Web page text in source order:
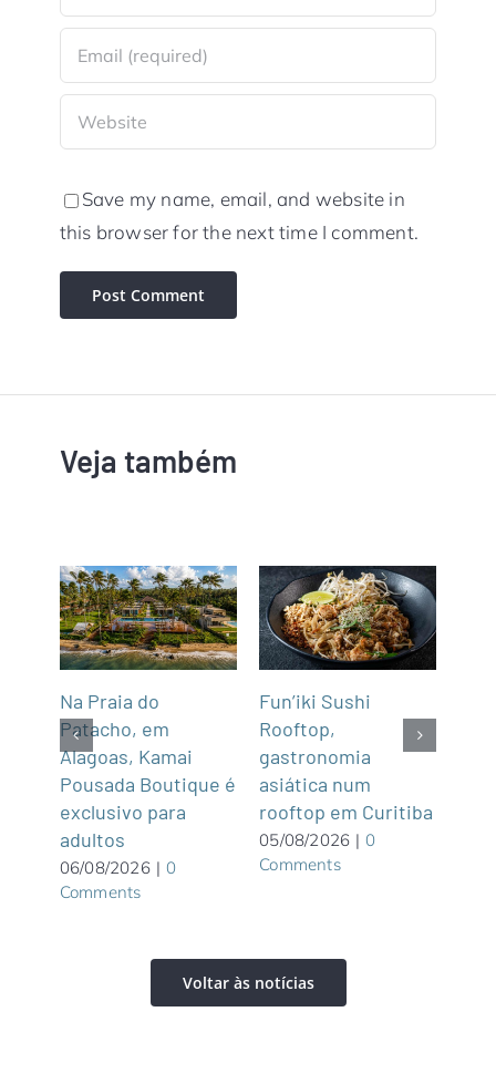
Save my name, email, and website in
this browser for the next time I comment.
Veja também
Na Praia do
Patacho, em
Alagoas, Kamai
Pousada Boutique é
exclusivo para
adultos
06/08/2026 | 0
Comments
Fun’iki Sushi
Rooftop,
gastronomia
asiática num
rooftop em Curitiba
05/08/2026 | 0
Comments
Voltar às notícias